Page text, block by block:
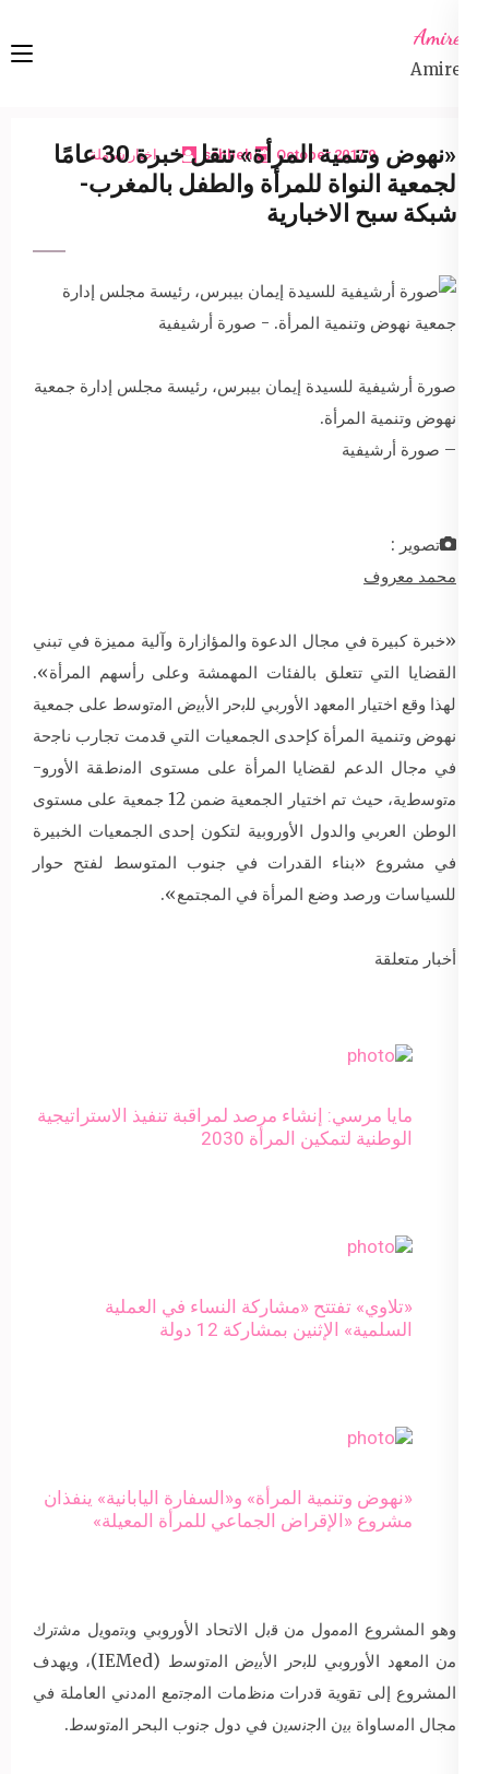
content
Amireta
Amireta
9 October 2017
sabbeh اخبار شاملة«نهوض وتنمية المرأة» تنقل خبرة 30 عامًا
لجمعية النواة للمرأة والطفل بالمغرب-
شبكة سبح الاخبارية
صورة أرشيفية للسيدة إيمان بيبرس، رئيسة مجلس إدارة جمعية
نهوض وتنمية المرأة.
– صورة أرشيفية
تصوير :
محمد معروف
«خبرة كبيرة في مجال الدعوة والمؤازارة وآلية مميزة في تبني
القضايا التي تتعلق بالفئات المهمشة وعلى رأسهم المرأة».
لهذا وقع اختيار ﺍﻟﻣﻌﻬﺩ ﺍﻷﻭﺭﺑﻲ ﻟﻠﺑﺣﺭ ﺍﻷﺑﻳﺽ ﺍﻟﻣﺗﻭﺳط على جمعية
نهوض وتنمية المرأة كإحدى الجمعيات التي قدمت تجارب ﻧﺎﺟﺣﺔ
ﻓﻲ ﻣﺟﺎﻝ الدعم لقضايا المرأة على مستوى ﺍﻟﻣﻧﻁﻘﺔ ﺍﻷﻭﺭﻭ-
ﻣﺗﻭﺳﻁية، حيث تم اختيار الجمعية ضمن 12 جمعية على مستوى
الوطن العربي والدول الأوروبية لتكون إحدى الجمعيات الخبيرة
في مشروع «بناء القدرات في جنوب المتوسط لفتح حوار
للسياسات ورصد وضع المرأة في المجتمع».
أخبار متعلقة
مايا مرسي: إنشاء مرصد لمراقبة تنفيذ الاستراتيجية
الوطنية لتمكين المرأة 2030
«تلاوي» تفتتح «مشاركة النساء في العملية
السلمية» الإثنين بمشاركة 12 دولة
«نهوض وتنمية المرأة» و«السفارة اليابانية» ينفذان
مشروع «الإقراض الجماعي للمرأة المعيلة»
وهو المشروع ﺍﻟﻣﻣﻭﻝ ﻣﻥ ﻗﺑﻝ الاتحاد الأوروبي ﻭﺑﺗﻣﻭﻳﻝ ﻣﺷﺗﺭﻙ
ﻣﻥ ﺍﻟﻣﻌﻬﺩ الأوروبي ﻟﻠﺑﺣﺭ ﺍﻷﺑﻳﺽ ﺍﻟﻣﺗﻭﺳﻁ (IEMed)، ويهدف
المشروع إلى ﺗﻘﻭﻳﺔ ﻗﺩﺭﺍﺕ ﻣﻧﻅﻣﺎﺕ ﺍﻟﻣﺟﺗﻣﻊ ﺍﻟﻣﺩﻧﻲ ﺍﻟﻌﺎﻣﻠﺔ في
مجال ﺍﻟﻣﺳﺎﻭﺍﺓ ﺑﻳﻥ ﺍﻟﺟﻧﺳﻳﻥ ﻓﻲ دول ﺟﻧﻭﺏ البحر ﺍﻟﻣﺗﻭﺳﻁ.